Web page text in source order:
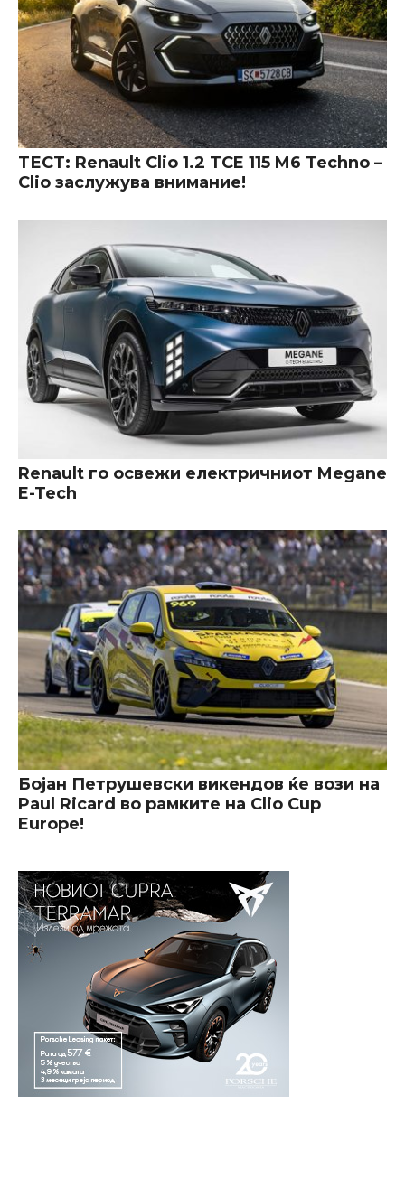
ТЕСТ: Renault Clio 1.2 TCE 115 M6 Techno –
Clio заслужува внимание!
Renault го освежи електричниот Megane
E-Tech
Бојан Петрушевски викендов ќе вози на
Paul Ricard во рамките на Clio Cup
Europe!